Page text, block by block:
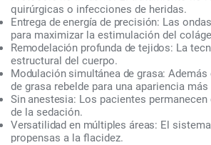
quirúrgicas o infecciones de heridas.
Entrega de energía de precisión: Las
para maximizar la estimulación del
Remodelación profunda de tejidos: La
estructural del cuerpo.
Modulación simultánea de grasa: Además
de grasa rebelde para una apariencia más
Sin anestesia: Los pacientes
de la sedación.
Versatilidad en múltiples áreas: El
propensas a la flacidez.